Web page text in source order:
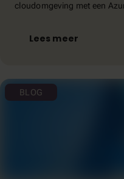
cloudomgeving met een
Lees meer
BLOG